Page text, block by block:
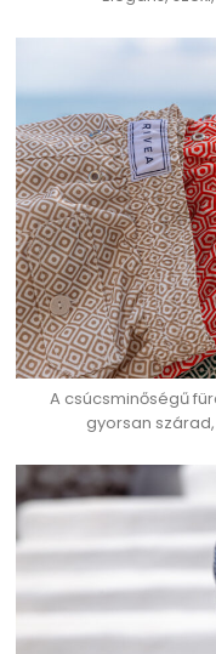
A csúcsminőségű
gyorsan